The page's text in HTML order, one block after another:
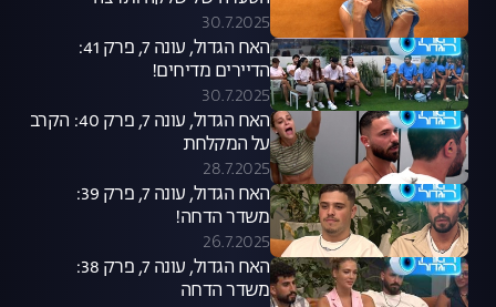
30.7.2025
האח הגדול, עונה 7, פרק 41:
הדיירים מדיחים!
30.7.2025
האח הגדול, עונה 7, פרק 40: הקרב
על המקלחת
28.7.2025
האח הגדול, עונה 7, פרק 39:
משדר הדחה!
26.7.2025
האח הגדול, עונה 7, פרק 38:
משדר הדחה